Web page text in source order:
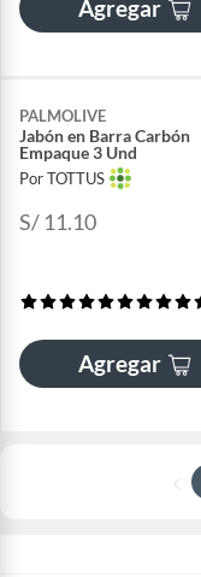
Agregar
PALMOLIVE
Jabón en Barra Carbón
Empaque 3 Und
Por TOTTUS
S/ 11.10
Agregar